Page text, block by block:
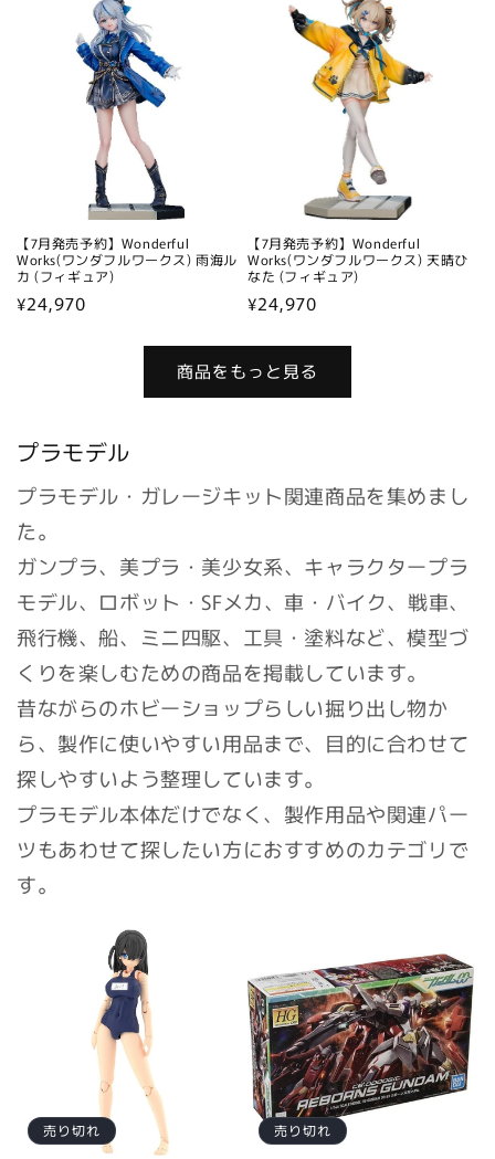
【7月発売予約】Wonderful
Works(ワンダフルワークス) 雨海ル
カ (フィギュア)
通
¥24,970
【7月発売予約】Wonderful
Works(ワンダフルワークス) 天晴ひ
なた (フィギュア)
通
格
¥24,970
商品をもっと見る
プラモデル
プラモデル・ガレージキット関連商品を集めまし
た。
ガンプラ、美プラ・美少女系、キャラクタープラ
モデル、ロボット・SFメカ、車・バイク、戦車、
飛行機、船、ミニ四駆、工具・塗料など、模型づ
くりを楽しむための商品を掲載しています。
昔ながらのホビーショップらしい掘り出し物か
ら、製作に使いやすい用品まで、目的に合わせて
探しやすいよう整理しています。
プラモデル本体だけでなく、製作用品や関連パー
ツもあわせて探したい方におすすめのカテゴリで
す。
売り切れ 売り切れ